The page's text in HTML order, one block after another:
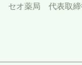
セオ薬局 代表取